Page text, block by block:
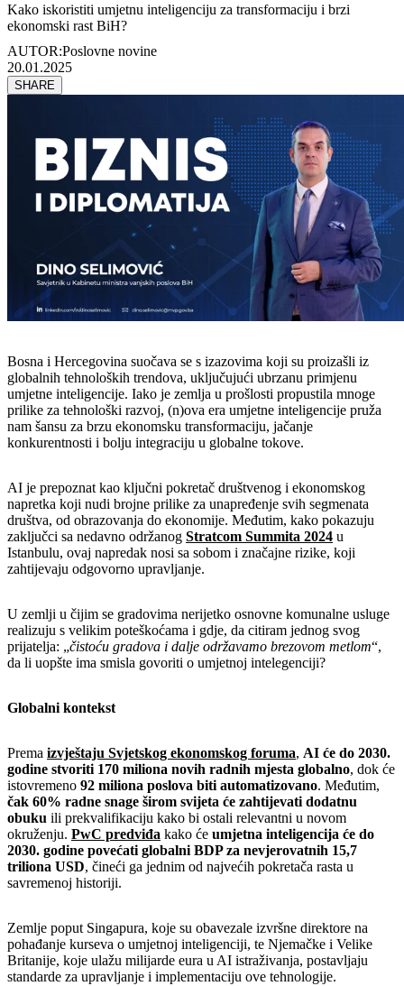
Kako iskoristiti umjetnu inteligenciju za transformaciju i brzi
ekonomski rast BiH?
AUTOR:Poslovne novine
20.01.2025
SHARE
Bosna i Hercegovina suočava se s izazovima koji su proizašli iz
globalnih tehnoloških trendova, uključujući ubrzanu primjenu
umjetne inteligencije. Iako je zemlja u prošlosti propustila mnoge
prilike za tehnološki razvoj, (n)ova era umjetne inteligencije pruža
nam šansu za brzu ekonomsku transformaciju, jačanje
konkurentnosti i bolju integraciju u globalne tokove.
AI je prepoznat kao ključni pokretač društvenog i ekonomskog
napretka koji nudi brojne prilike za unapređenje svih segmenata
društva, od obrazovanja do ekonomije. Međutim, kako pokazuju
zaključci sa nedavno održanog Stratcom Summita 2024 u
Istanbulu, ovaj napredak nosi sa sobom i značajne rizike, koji
zahtijevaju odgovorno upravljanje.
U zemlji u čijim se gradovima nerijetko osnovne komunalne usluge
realizuju s velikim poteškoćama i gdje, da citiram jednog svog
prijatelja: „čistoću gradova i dalje održavamo brezovom metlom“,
da li uopšte ima smisla govoriti o umjetnoj intelegenciji?
Globalni kontekst
Prema izvještaju Svjetskog ekonomskog foruma, AI će do 2030.
godine stvoriti 170 miliona novih radnih mjesta globalno, dok će
istovremeno 92 miliona poslova biti automatizovano. Međutim,
čak 60% radne snage širom svijeta će zahtijevati dodatnu
obuku ili prekvalifikaciju kako bi ostali relevantni u novom
okruženju. PwC predviđa kako će umjetna inteligencija će do
2030. godine povećati globalni BDP za nevjerovatnih 15,7
triliona USD, čineći ga jednim od najvećih pokretača rasta u
savremenoj historiji.
Zemlje poput Singapura, koje su obavezale izvršne direktore na
pohađanje kurseva o umjetnoj inteligenciji, te Njemačke i Velike
Britanije, koje ulažu milijarde eura u AI istraživanja, postavljaju
standarde za upravljanje i implementaciju ove tehnologije.